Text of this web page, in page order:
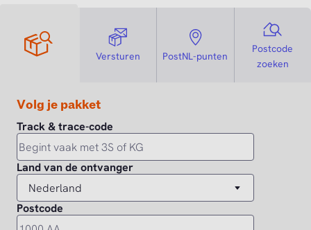
Versturen PostNL-punten
Postcode
zoeken
Volg je pakket